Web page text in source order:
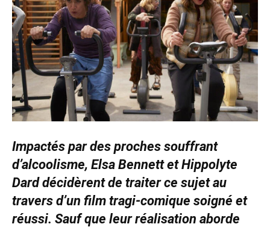
Impactés par des proches souffrant
d’alcoolisme, Elsa Bennett et Hippolyte
Dard décidèrent de traiter ce sujet au
travers d’un film tragi-comique soigné et
réussi. Sauf que leur réalisation aborde